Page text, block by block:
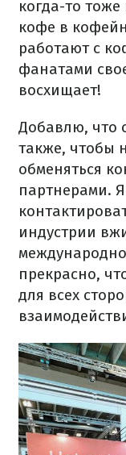
когда-то
кофе в
работают с
фанатами
восхищает!
Добавлю, что
также, чтобы
обменяться
партнерами.
индустрии
прекрасно,
для всех